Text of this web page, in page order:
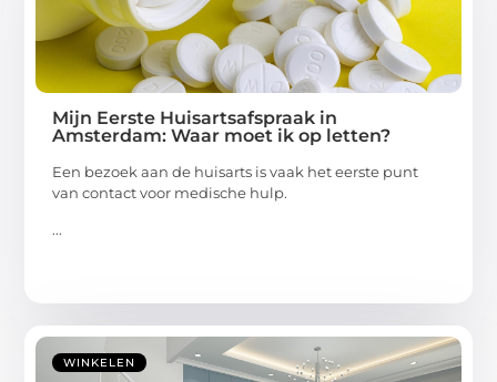
Mijn Eerste Huisartsafspraak in
Amsterdam: Waar moet ik op letten?
Een bezoek aan de huisarts is vaak het eerste punt
van contact voor medische hulp.
...
WINKELEN